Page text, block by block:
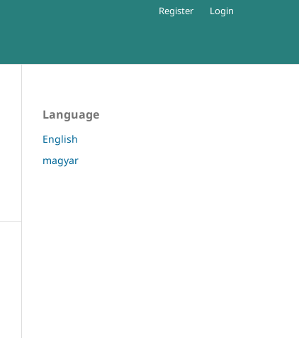
Register Login
Language
English
magyar